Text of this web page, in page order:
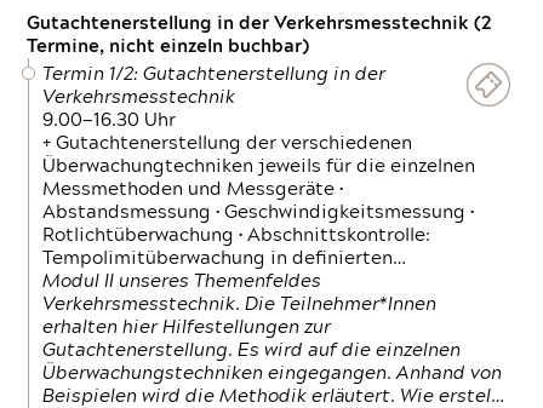
Gutachtenerstellung in der Verkehrsmesstechnik (2
Termine, nicht einzeln buchbar)
Termin 1/2: Gutachtenerstellung in der
Verkehrsmesstechnik
9.00—16.30 Uhr
+ Gutachtenerstellung der verschiedenen
Überwachungtechniken jeweils für die einzelnen
Messmethoden und Messgeräte •
Abstandsmessung • Geschwindigkeitsmessung •
Rotlichtüberwachung • Abschnittskontrolle:
Tempolimitüberwachung in definierten…
Modul II unseres Themenfeldes
Verkehrsmesstechnik. Die Teilnehmer*Innen
erhalten hier Hilfestellungen zur
Gutachtenerstellung. Es wird auf die einzelnen
Überwachungstechniken eingegangen. Anhand von
Beispielen wird die Methodik erläutert. Wie erstel…